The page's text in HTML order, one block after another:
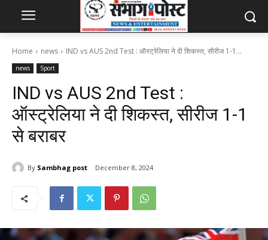
Home news IND vs AUS 2nd Test : ऑस्ट्रेलिया ने दी शिकस्त, सीरीज 1-1...
news Sport
IND vs AUS 2nd Test :
ऑस्ट्रेलिया ने दी शिकस्त, सीरीज 1-1
से बराबर
By Sambhag post December 8, 2024